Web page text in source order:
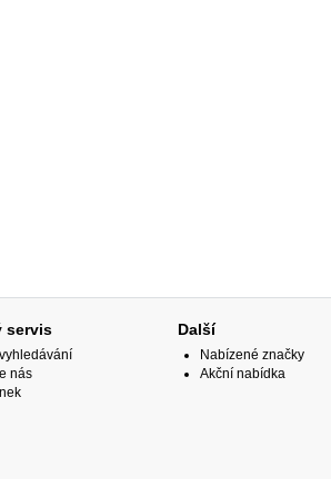
servis
nás
Další
Nabízené značky
Akční nabídka